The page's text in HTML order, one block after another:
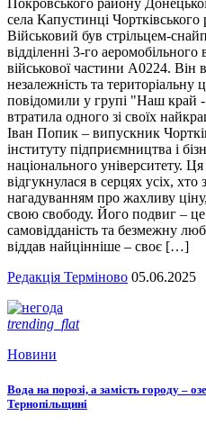
Покровського району
села Капустинці Чортківського
Військовий був стрільцем-
відділенні 3-го аеромобільного
військової частини А0224. Він
незалежність та територіальну
повідомили у групі "Наш край
втратила одного зі своїх
Іван Попик – випускник
інституту підприємництва і
національного університету.
відгукнулася в серцях усіх, хто
нагадуванням про жахливу
свою свободу. Його подвиг – це
самовідданість та безмежну
віддав найцінніше – своє […]
Редакція Терміново 05.06.2025
trending_flat
Новини
Вода на порозі, а замість городу –
Тернопільщині